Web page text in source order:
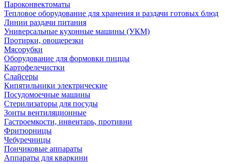
Пароконвектоматы
Тепловое оборудование для хранения и раздачи готовых блюд
Линии раздачи питания
Универсальные кухонные машины (УКМ)
Протирки, овощерезки
Мясорубки
Оборудование для формовки пиццы
Картофелечистки
Слайсеры
Кипятильники электрические
Посудомоечные машины
Стерилизаторы для посуды
Зонты вентиляционные
Гастроемкости, инвентарь, противни
Фритюрницы
Чебуречницы
Пончиковые аппараты
Аппараты для кваркини